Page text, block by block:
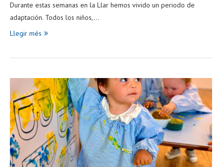
Durante estas semanas en la Llar hemos vivido un periodo de
adaptación. Todos los niños,…
Llegir més